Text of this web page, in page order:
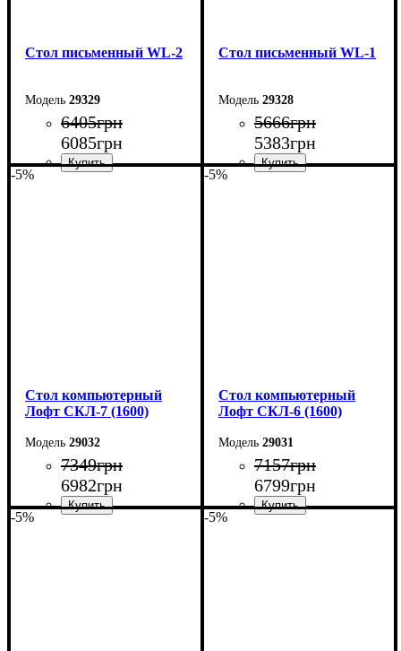
Стол письменный WL-2
29329
6405грн
6085грн
Стол письменный WL-1
29328
5666грн
5383грн
-5%
Стол компьютерный
Лофт СКЛ-7 (1600)
29032
7349грн
6982грн
-5%
Стол компьютерный
Лофт СКЛ-6 (1600)
29031
7157грн
6799грн
-5% -5%